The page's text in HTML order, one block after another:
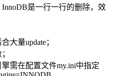
是一行一行的删除，效
大量update；
需在配置文件my.ini中指定